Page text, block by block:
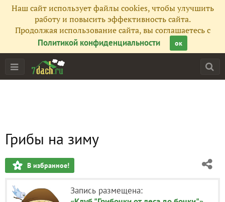
Наш сайт использует файлы cookies, чтобы улучшить
работу и повысить эффективность сайта.
Продолжая использование сайта, вы соглашаетесь с
Политикой конфиденциальности
ок
Грибы на зиму
В избранное!
Запись размещена: